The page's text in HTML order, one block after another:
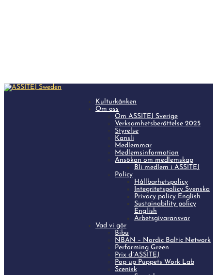
Kulturkånken
Om oss
Om ASSITEJ Sverige
Verksamhetsberättelse 2025
Styrelse
Kansli
Medlemmar
Medlemsinformation
Ansökan om medlemskap
Bli medlem i ASSITEJ
Policy
Hållbarhetspolicy
Integritetspolicy Svenska
Privacy policy English
Sustainability policy
English
Arbetsgivaransvar
Vad vi gör
Bibu
NBAN – Nordic Baltic Network
Performing Green
Prix d´ASSITEJ
Pop up Puppets Work Lab
Scenisk